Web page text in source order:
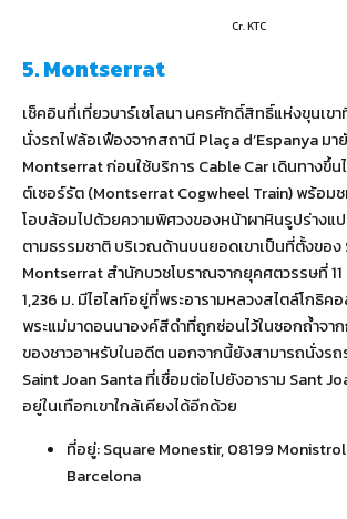
Cr. KTC
5. Montserrat
เช็คอินที่เที่ยวบาร์เซโลนา นครศักดิ์สิทธิ์แห่งขุนเข
นั่งรถไฟล้อเฟืองจากสถานี Plaça d’Espanya มา
Montserrat ก่อนใช้บริการ Cable Car เดินทางขึ้
ต์เซอร์รัต (Montserrat Cogwheel Train) พร้อมช
โอบล้อมไปด้วยความพิศวงของหน้าผาหินรูปร่างแ
ตามธรรมชาติ บริเวณด้านบนยอดเขาเป็นที่ตั้งของ
Montserrat สำนักบวชโบราณจากยุคศตวรรษที่
1,236 ม. มีไฮไลท์อยู่ที่พระอารามหลวงสไตล์โกธิค
พระแม่มาดอนนาองค์สีดำที่ถูกซ่อนไว้ในซอกถ้ำจา
ของชาวอาหรับในอดีต นอกจากนี้ยังสามารถนั่งรถ
Saint Joan Santa ที่เชื่อมต่อไปยังอาราม Sant
อยู่ในเทือกเขาใกล้เคียงได้อีกด้วย
ที่อยู่: Square Monestir, 08199
Barcelona